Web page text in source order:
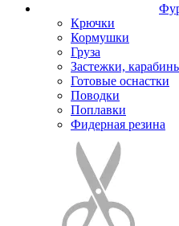
Крючки
Кормушки
Груза
Застежки,
Готовые оснастки
Поводки
Поплавки
Фидерная резина